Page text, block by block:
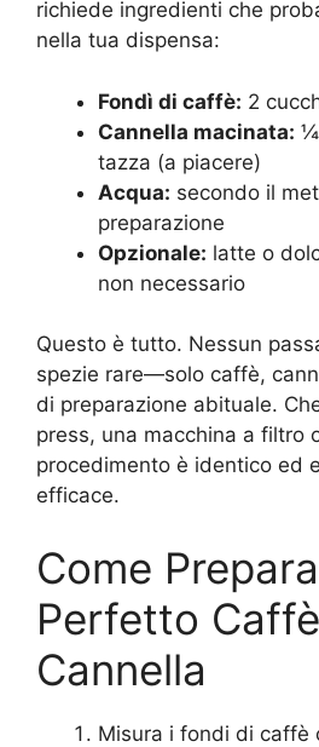
richiede ingredienti che
nella tua dispensa:
Fondì di caffè: 2
Cannella macinata: ¼
tazza (a piacere)
Acqua: secondo il
preparazione
Opzionale: latte o
non necessario
Questo è tutto. Nessun
spezie rare—solo caffè,
di preparazione abituale.
press, una macchina a filtro
procedimento è identico ed
efficace.
Come
Perfetto
Cannella
Misura i fondi di caffè